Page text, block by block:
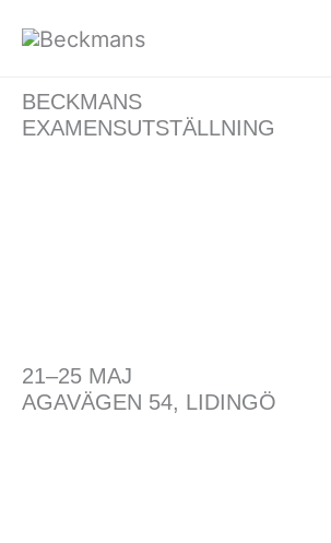
BECKMANS
EXAMENSUTSTÄLLNING
21–25 MAJ
AGAVÄGEN 54, LIDINGÖ